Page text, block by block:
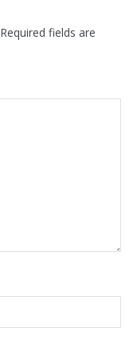
Required fields are